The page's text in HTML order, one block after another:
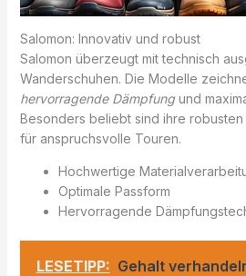
Salomon: Innovativ und robust
Salomon überzeugt mit technisch
Wanderschuhen. Die Modelle
hervorragende Dämpfungund
Besonders beliebt sind ihre
für anspruchsvolle Touren.
Hochwertige
Optimale Passform
Hervorragende
LESETIPP: Gehalt